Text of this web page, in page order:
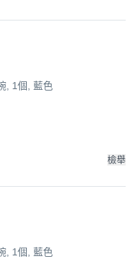
, 1個, 藍色
檢舉
, 1個, 藍色